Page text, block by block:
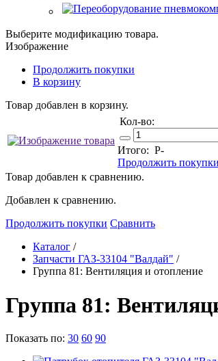
Выберите модификацию товара.
Изображение
Продолжить покупки
В корзину
Товар добавлен в корзину.
Кол-во:
Итого: Р-
Продолжить покупки
Товар добавлен к сравнению.
Добавлен к сравнению.
Продолжить покупки Сравнить
Каталог /
Запчасти ГАЗ-33104 "Валдай" /
Группа 81: Вентиляция и отопление
Группа 81:
Показать по: 30 60 90